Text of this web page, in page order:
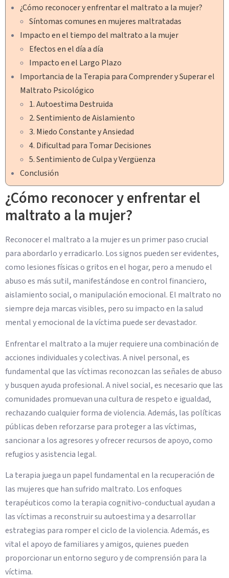
¿Cómo reconocer y enfrentar el maltrato a la mujer?
Síntomas comunes en mujeres maltratadas
Impacto en el tiempo del maltrato a la mujer
Efectos en el día a día
Impacto en el Largo Plazo
Importancia de la Terapia para Comprender y Superar el
Maltrato Psicológico
1. Autoestima Destruida
2. Sentimiento de Aislamiento
3. Miedo Constante y Ansiedad
4. Dificultad para Tomar Decisiones
5. Sentimiento de Culpa y Vergüenza
Conclusión
¿Cómo reconocer y enfrentar el
maltrato a la mujer?
Reconocer el maltrato a la mujer es un primer paso crucial
para abordarlo y erradicarlo. Los signos pueden ser evidentes,
como lesiones físicas o gritos en el hogar, pero a menudo el
abuso es más sutil, manifestándose en control financiero,
aislamiento social, o manipulación emocional. El maltrato no
siempre deja marcas visibles, pero su impacto en la salud
mental y emocional de la víctima puede ser devastador.
Enfrentar el maltrato a la mujer requiere una combinación de
acciones individuales y colectivas. A nivel personal, es
fundamental que las víctimas reconozcan las señales de abuso
y busquen ayuda profesional. A nivel social, es necesario que las
comunidades promuevan una cultura de respeto e igualdad,
rechazando cualquier forma de violencia. Además, las políticas
públicas deben reforzarse para proteger a las víctimas,
sancionar a los agresores y ofrecer recursos de apoyo, como
refugios y asistencia legal.
La terapia juega un papel fundamental en la recuperación de
las mujeres que han sufrido maltrato. Los enfoques
terapéuticos como la terapia cognitivo-conductual ayudan a
las víctimas a reconstruir su autoestima y a desarrollar
estrategias para romper el ciclo de la violencia. Además, es
vital el apoyo de familiares y amigos, quienes pueden
proporcionar un entorno seguro y de comprensión para la
víctima.